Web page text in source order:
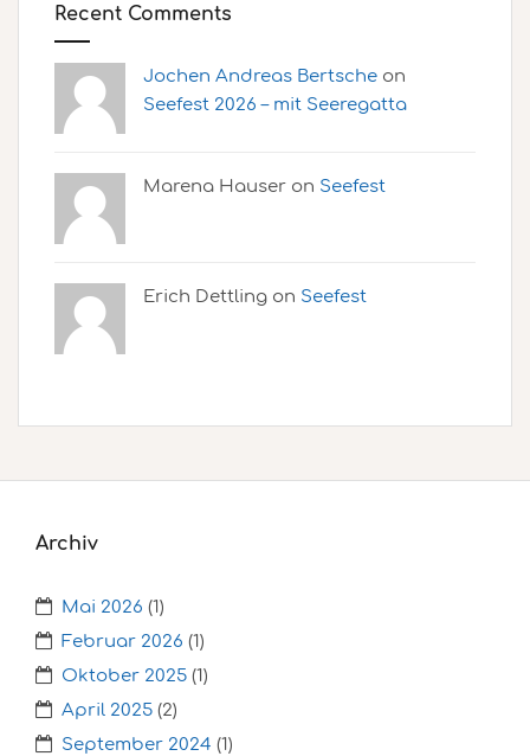
Recent Comments
Jochen Andreas Bertsche on
Seefest 2026 – mit Seeregatta
Marena Hauser on Seefest
Erich Dettling on Seefest
Archiv
Mai 2026 (1)
Februar 2026 (1)
Oktober 2025 (1)
April 2025 (2)
September 2024 (1)